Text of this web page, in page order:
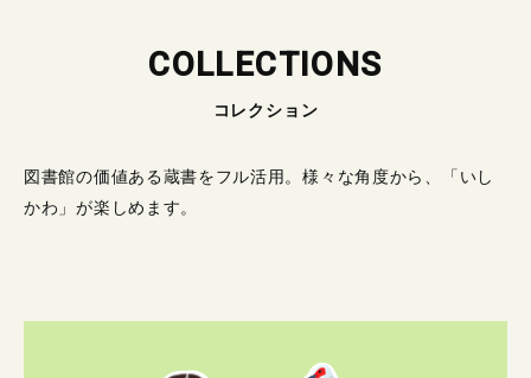
COLLECTIONS
コレクション
図書館の価値ある蔵書をフル活用。様々な角度から、「いし
かわ」が楽しめます。